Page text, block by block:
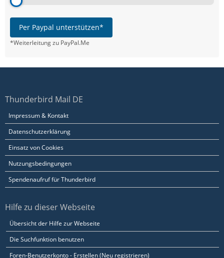
Per Paypal unterstützen*
*Weiterleitung zu PayPal.Me
Thunderbird Mail DE
Impressum & Kontakt
Datenschutzerklärung
Einsatz von Cookies
Nutzungsbedingungen
Spendenaufruf für Thunderbird
Hilfe zu dieser Webseite
Übersicht der Hilfe zur Webseite
Die Suchfunktion benutzen
Foren-Benutzerkonto - Erstellen (Neu registrieren)